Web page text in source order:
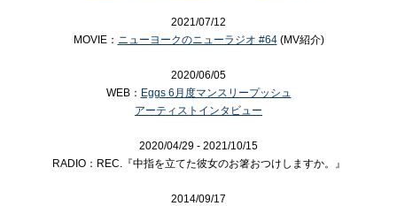
2021/07/12
MOVIE： ニューヨークのニューラジオ #64(MV紹介)
2020/06/05
WEB： Eggs 6月度マンスリープッシュ
アーティストインタビュー
2020/04/29 - 2021/10/15
RADIO： REC.『中指を立てた彼女のお箸おつけしますか。』
2014/09/17